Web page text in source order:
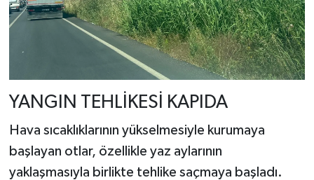
YANGIN TEHLİKESİ KAPIDA
Hava sıcaklıklarının yükselmesiyle kurumaya
başlayan otlar, özellikle yaz aylarının
yaklaşmasıyla birlikte tehlike saçmaya başladı.